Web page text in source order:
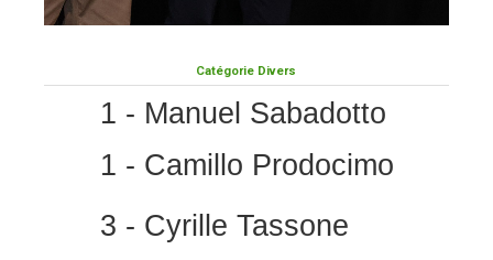
Catégorie Divers
1 - Manuel Sabadotto
1 - Camillo Prodocimo
3 - Cyrille Tassone